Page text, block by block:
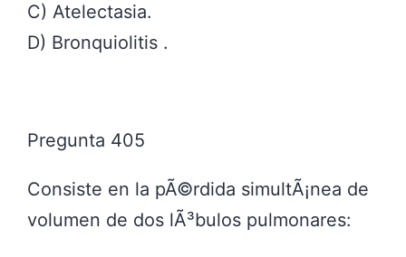
C) Atelectasia.
D) Bronquiolitis .
Pregunta 405
Consiste en la pÃ©rdida simultÃ¡nea de
volumen de dos lÃ³bulos pulmonares: